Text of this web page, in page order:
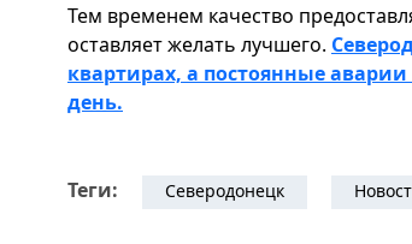
Тем временем качество
оставляет желать лучшего.
квартирах, а постоянные
день.
Теги: Северодонецк